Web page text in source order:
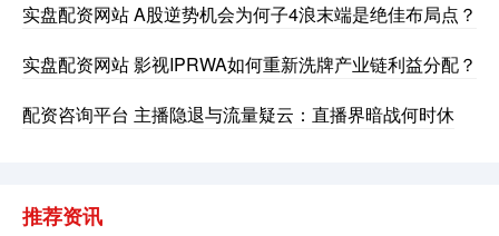
实盘配资网站 A股逆势机会为何子4浪末端是绝佳布局点？
实盘配资网站 影视IPRWA如何重新洗牌产业链利益分配？
配资咨询平台 主播隐退与流量疑云：直播界暗战何时休
推荐资讯